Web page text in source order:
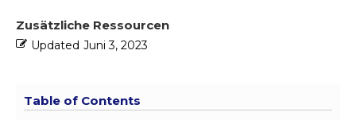
Zusätzliche Ressourcen
Updated Juni 3, 2023
Table of Contents